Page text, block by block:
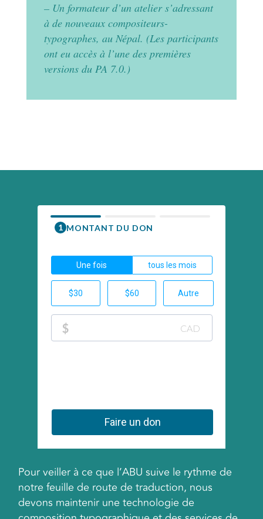
– Un formateur d’un atelier s’adressant
à de nouveaux compositeurs-
typographes, au Népal. (Les participants
ont eu accès à l’une des premières
versions du PA 7.0.)
Pour veiller à ce que l’ABU suive le rythme de
notre feuille de route de traduction, nous
devons maintenir une technologie de